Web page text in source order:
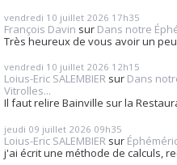
vendredi 10 juillet 2026 17h35
François Davin sur Dans notre
Très heureux de vous avoir un
vendredi 10 juillet 2026 12h15
Loius-Eric SALEMBIER sur Dans
Vitrolles...
Il faut relire Bainville sur la
jeudi 09 juillet 2026 09h35
Loius-Eric SALEMBIER sur
j'ai écrit une méthode de calculs,